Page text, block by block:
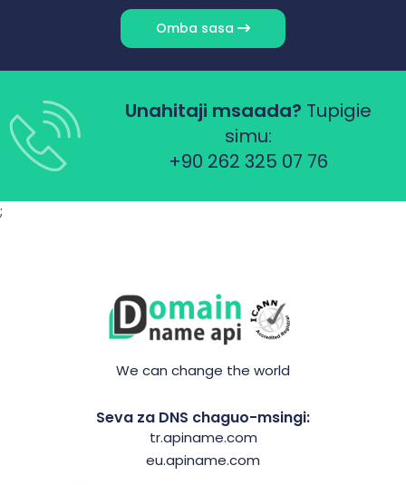
Omba sasa
Unahitaji msaada? Tupigie
simu:
+90 262 325 07 76
;
We can change the world
Seva za DNS chaguo-msingi:
tr.apiname.com
eu.apiname.com